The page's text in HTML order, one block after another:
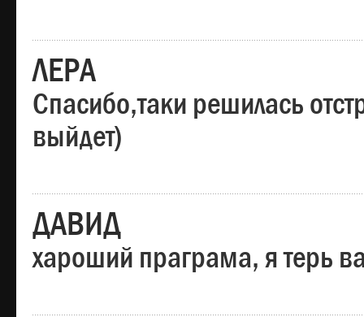
ЛЕРА
Спасибо,таки решилась
выйдет)
ДАВИД
хароший праграма, я терь